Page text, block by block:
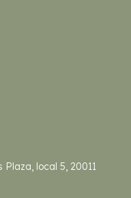
local 5, 20011